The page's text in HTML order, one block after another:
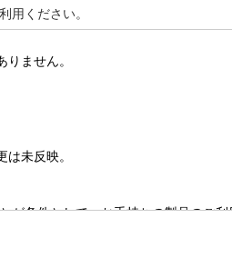
ください。